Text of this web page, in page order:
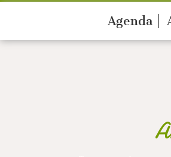
Agenda